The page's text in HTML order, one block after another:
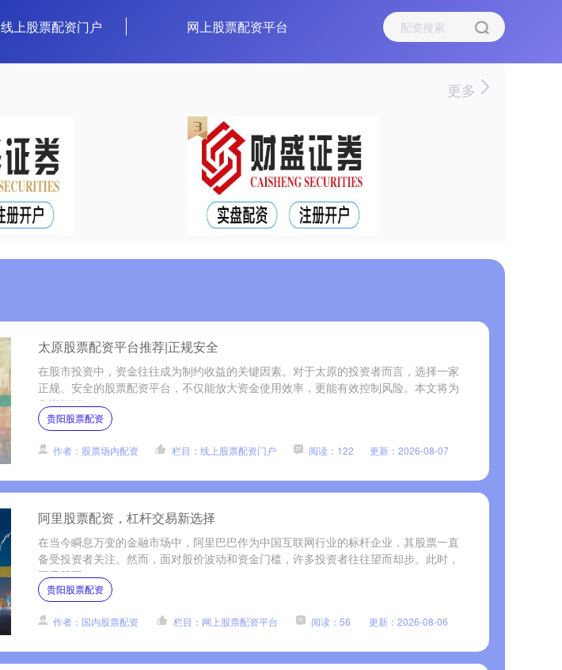
线上股票配资门户 网上股票配资平台
更多
太原股票配资平台推荐|正规安全
在股市投资中，资金往往成为制约收益的关键因素。对于太原的投资者而言，选择一家
正规、安全的股票配资平台，不仅能放大资金使用效率，更能有效控制风险。本文将为
您详细解....
贵阳股票配资
作者：股票场内配资 栏目：线上股票配资门户 阅读：122 更新：2026-08-07
阿里股票配资，杠杆交易新选择
在当今瞬息万变的金融市场中，阿里巴巴作为中国互联网行业的标杆企业，其股票一直
备受投资者关注。然而，面对股价波动和资金门槛，许多投资者往往望而却步。此时，
阿里股票....
贵阳股票配资
作者：国内股票配资 栏目：网上股票配资平台 阅读：56 更新：2026-08-06